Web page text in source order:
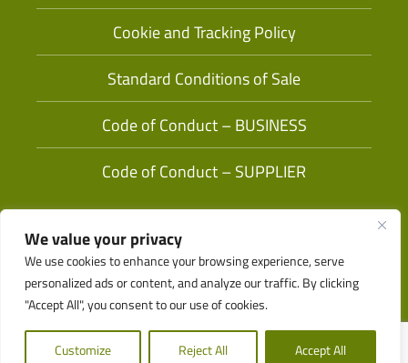
We value your privacy
We use cookies to enhance your browsing experience, serve
personalized ads or content, and analyze our traffic. By clicking
"Accept All", you consent to our use of cookies.
Customize Reject All Accept All
Cookie and Tracking Policy
Standard Conditions of Sale
Code of Conduct – BUSINESS
Code of Conduct – SUPPLIER
© 2026 Tama. All Rights Reserved. Durchsuchen